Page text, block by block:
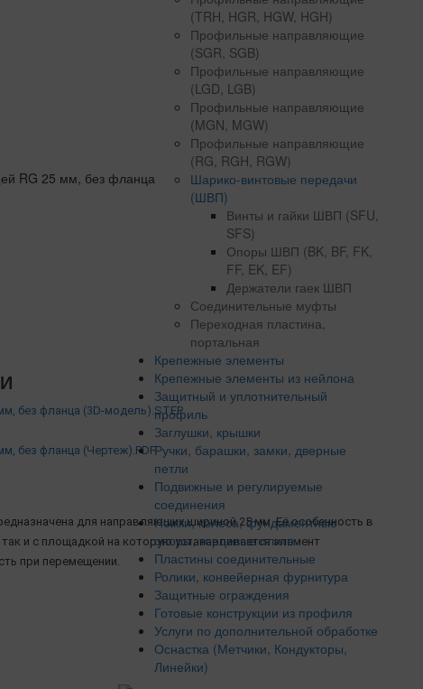
без фланца (3D-модель).STEP
без фланца (Чертеж).PDF
для направляющих шириной 25 мм. Её особенность в
и с площадкой на которую устанавливается элемент
при перемещении.
(TRH, HGR, HGW, HGH)
Профильные направляющие
(SGR, SGB)
Профильные направляющие
(LGD, LGB)
Профильные направляющие
(MGN, MGW)
Профильные направляющие
(RG, RGH, RGW)
Шарико-винтовые передачи
(ШВП)
Винты и гайки ШВП (SFU,
SFS)
Опоры ШВП (BK, BF, FK,
FF, EK, EF)
Держатели гаек ШВП
Соединительные муфты
Переходная пластина,
портальная
Крепежные элементы
Крепежные элементы из нейлона
Защитный и уплотнительный
профиль
Заглушки, крышки
Ручки, барашки, замки, дверные
петли
Подвижные и регулируемые
соединения
Ножки, колеса, фундаментные
опоры, торцевые плиты
Пластины соединительные
Ролики, конвейерная фурнитура
Защитные ограждения
Готовые конструкции из профиля
Услуги по дополнительной обработке
Оснастка (Метчики, Кондукторы,
Линейки)